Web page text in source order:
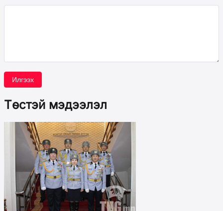
Илгээх
Төстэй мэдээлэл